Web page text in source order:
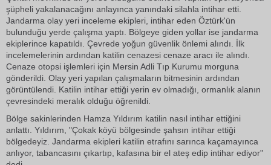
şüpheli yakalanacağını anlayınca yanındaki silahla intihar etti.
Jandarma olay yeri inceleme ekipleri, intihar eden Öztürk'ün
bulunduğu yerde çalışma yaptı. Bölgeye giden yollar ise jandarma
ekiplerince kapatıldı. Çevrede yoğun güvenlik önlemi alındı. İlk
incelemelerinin ardından katilin cenazesi cenaze aracı ile alındı.
Cenaze otopsi işlemleri için Mersin Adli Tıp Kurumu morguna
gönderildi. Olay yeri yapılan çalışmaların bitmesinin ardından
görüntülendi. Katilin intihar ettiği yerin ev olmadığı, ormanlık alanın
çevresindeki meralık olduğu öğrenildi.
Bölge sakinlerinden Hamza Yıldırım katilin nasıl intihar ettiğini
anlattı. Yıldırım, "Çokak köyü bölgesinde şahsın intihar ettiği
bölgedeyiz. Jandarma ekipleri katilin etrafını sarınca kaçamayınca
anlıyor, tabancasını çıkartıp, kafasına bir el ateş edip intihar ediyor"